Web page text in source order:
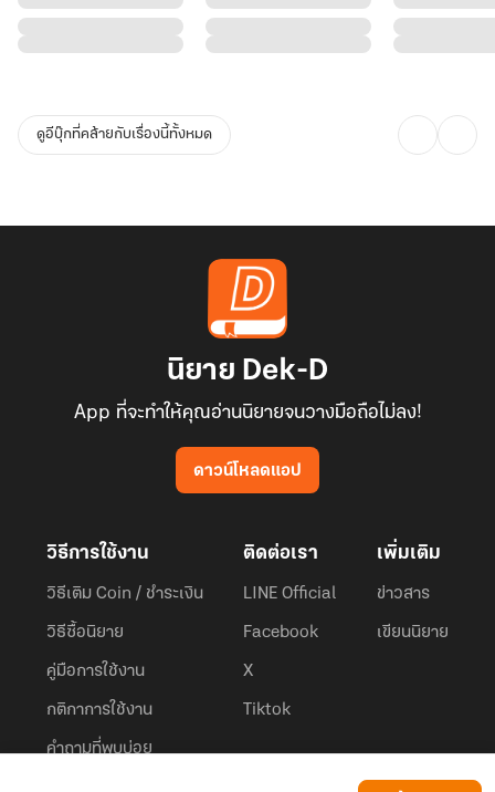
ดูอีบุ๊กที่คล้ายกับเรื่องนี้ทั้งหมด
นิยาย Dek-D
App ที่จะทำให้คุณอ่านนิยายจนวางมือถือไม่ลง!
ดาวน์โหลดแอป
วิธีการใช้งาน
วิธีเติม Coin / ชำระเงิน
วิธีซื้อนิยาย
คู่มือการใช้งาน
กติกาการใช้งาน
คำถามที่พบบ่อย
ติดต่อเรา
LINE Official
Facebook
X
Tiktok
เพิ่มเติม
ข่าวสาร
เขียนนิยาย